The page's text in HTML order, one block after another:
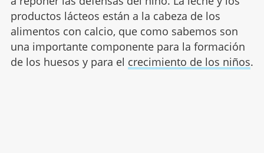
productos lácteos están a la cabeza de los
alimentos con calcio, que como sabemos son
una importante componente para la formación
de los huesos y para el crecimiento de los niños.